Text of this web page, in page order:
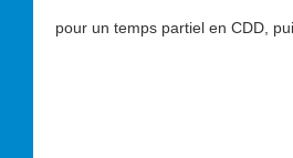
pour un temps partiel en CDD,